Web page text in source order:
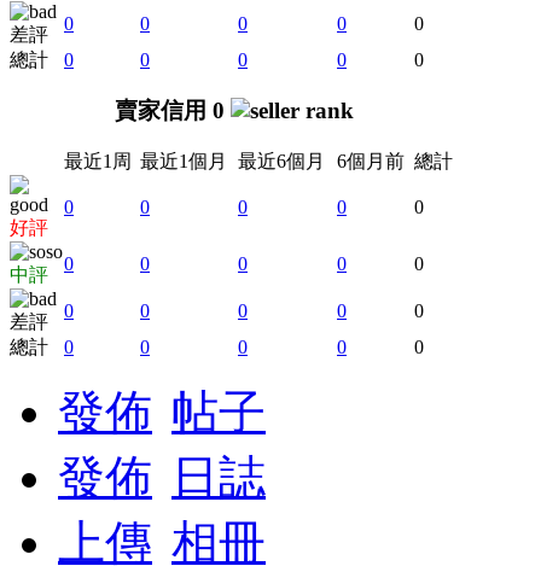
差評
0 0 0 0
0
總計
0 0 0 0 0
賣家信用 0
最近1周 最近1個月 最近6個月 6個月前 總計
好評
0 0 0 0 0
中評
0 0 0 0 0
差評
0 0 0 0
0
總計
0 0 0 0 0
發佈 帖子
發佈
日誌
上傳 相冊